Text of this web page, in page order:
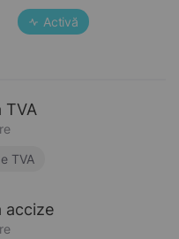
Activă
TVA
TVA
accize